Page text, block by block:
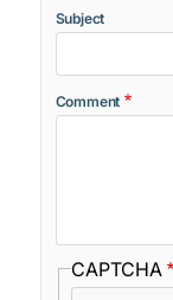
Subject
Comment
CAPTCHA